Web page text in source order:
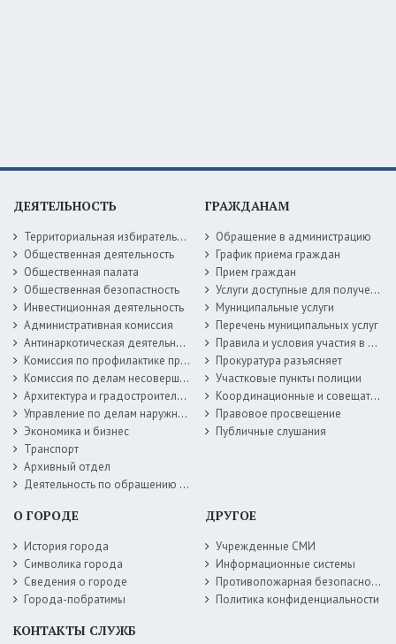
ДЕЯТЕЛЬНОСТЬ
Территориальная избирательная комиссия
Общественная деятельность
Общественная палата
Общественная безопастность
Инвестиционная деятельность
Административная комиссия
Антинаркотическая деятельность
Комиссия по профилактике правонарушений
Комиссия по делам несовершеннолетних
Архитектура и градостроительство
Управление по делам наружной рекламы
Экономика и бизнес
Транспорт
Архивный отдел
Деятельность по обращению с животными без владельцев
ГРАЖДАНАМ
Обращение в администрацию
График приема граждан
Прием граждан
Услуги доступные для получения в электронной форме
Муниципальные услуги
Перечень муниципальных услуг
Правила и условия участия в жилищных программах
Прокуратура разъясняет
Участковые пункты полиции
Координационные и совещательные органы
Правовое просвещение
Публичные слушания
О ГОРОДЕ
История города
Символика города
Сведения о городе
Города-побратимы
ДРУГОЕ
Учрежденные СМИ
Информационные системы
Противопожарная безопасность
Политика конфиденциальности
КОНТАКТЫ СЛУЖБ